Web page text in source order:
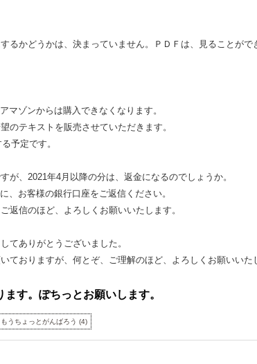
るかどうかは、決まっていません。ＰＤＦは、見ることがで
マゾンからは購入できなくなります。
のテキストを販売させていただきます。
予定です。
が、2021年4月以降の分は、返金になるのでしょうか。
、お客様の銀行口座をご返信ください。
返信のほど、よろしくお願いいたします。
てありがとうございました。
ておりますが、何とぞ、ご理解のほど、よろしくお願いいた
す。ぽちっとお願いします。
もうちょっとがんばろう (4)